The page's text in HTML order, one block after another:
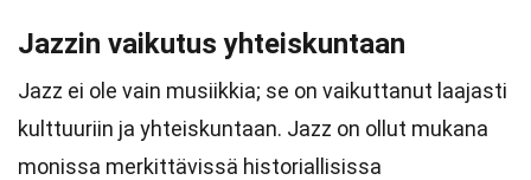
Jazzin vaikutus yhteiskuntaan
Jazz ei ole vain musiikkia; se on vaikuttanut laajasti
kulttuuriin ja yhteiskuntaan. Jazz on ollut mukana
monissa merkittävissä historiallisissa